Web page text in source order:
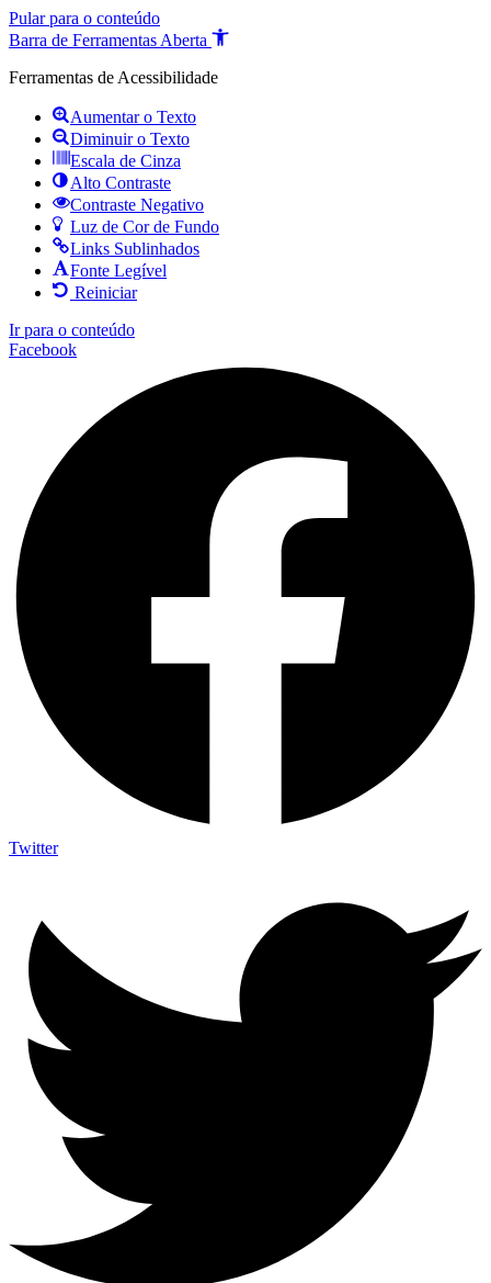
Pular para o conteúdo
Barra de Ferramentas Aberta
Ferramentas de Acessibilidade
Aumentar o Texto
Diminuir o Texto
Escala de Cinza
Alto Contraste
Contraste Negativo
Luz de Cor de Fundo
Links Sublinhados
Fonte Legível
Reiniciar
Ir para o conteúdo
Facebook
Twitter